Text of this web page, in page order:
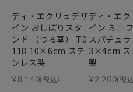
ディ・エクリュデザ
イン おしぼりスタ
ンド （つる草） T0
118 10×6cm ステ
ンレス製
¥8,140(税込)
ディ・エ
イン ミニ
スパチュ
3×4cm ス
製
¥2,200(税